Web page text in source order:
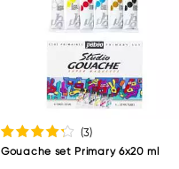
(3)
Gouache set Primary 6x20 ml